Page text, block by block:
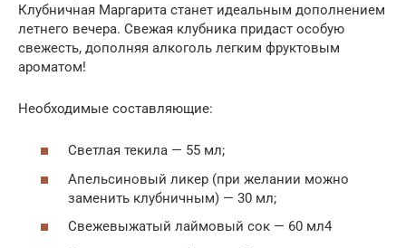
Клубничная Маргарита станет идеальным дополнением
летнего вечера. Свежая клубника придаст особую
свежесть, дополняя алкоголь легким фруктовым
ароматом!
Необходимые составляющие:
Светлая текила — 55 мл;
Апельсиновый ликер (при желании можно
заменить клубничным) — 30 мл;
Свежевыжатый лаймовый сок — 60 мл4